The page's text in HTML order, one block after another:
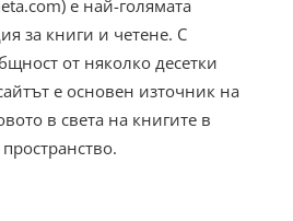
е най-голямата
за книги и четене. С
от няколко десетки
е основен източник на
в света на книгите в